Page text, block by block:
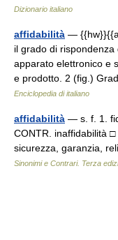
Dizionario italiano
affidabilità —
il grado di
apparato elettronico e
e prodotto. 2 (fig.)
Enciclopedia di italiano
affidabilità — s. f. 1.
CONTR. inaffidabilità
sicurezza, garanzia,
Sinonimi e Contrari. Terza